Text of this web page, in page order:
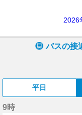
2026
バスの接
平日
9時